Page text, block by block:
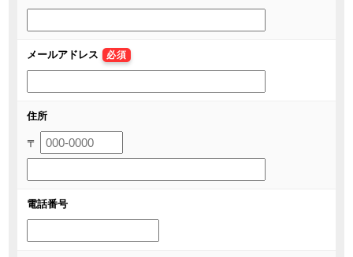
メールアドレス 必須
住所
〒
電話番号